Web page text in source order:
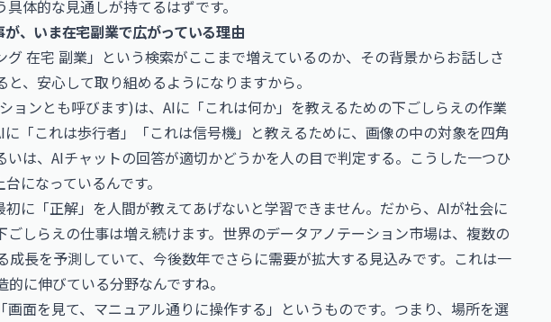
具体的な見通しが持てるはずです。
、いま在宅副業で広がっている理由
グ 在宅 副業」という検索がここまで増えているのか、その背景からお話しさ
、安心して取り組めるようになりますから。
ョンとも呼びます)は、AIに「これは何か」を教えるための下ごしらえの作業
「これは歩行者」「これは信号機」と教えるために、画像の中の対象を四角
いは、AIチャットの回答が適切かどうかを人の目で判定する。こうした一つひ
になっているんです。
に「正解」を人間が教えてあげないと学習できません。だから、AIが社会に
しらえの仕事は増え続けます。世界のデータアノテーション市場は、複数の
成長を予測していて、今後数年でさらに需要が拡大する見込みです。これは一
に伸びている分野なんですね。
画面を見て、マニュアル通りに操作する」というものです。つまり、場所を選